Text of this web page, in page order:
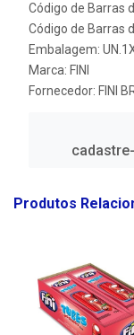
Código de Barras
Código de Barras
Embalagem:
Marca: FINI
Fornecedor: FINI
Produtos